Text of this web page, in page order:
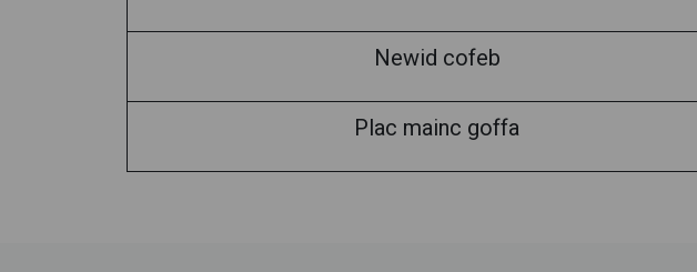
Newid cofeb
Plac mainc goffa